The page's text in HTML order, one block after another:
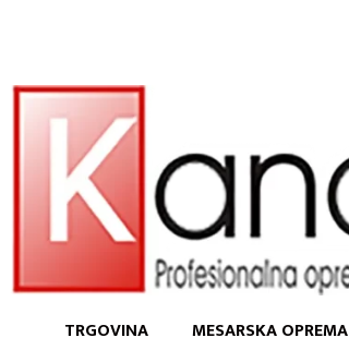
TRGOVINA MESARSKA OPREMA